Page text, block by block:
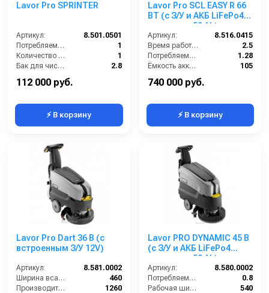
Lavor Pro SPRINTER
Артикул:
8.501.0501
Потребляемая мощность (кВт):
1
Количество щеток (шт):
1
Бак для чистой воды (л):
2.8
112 000 руб.
⚡ В корзину
Lavor Pro SCL EASY R 66
BT (с З/У и АКБ LiFePo4
емкостью 50 Ah)
Артикул:
8.516.0415
Время работы (ч):
2.5
Потребляемая мощность (кВт):
1.28
Ёмкость аккумуляторов (Ач):
105
740 000 руб.
⚡ В корзину
Lavor Pro Dart 36 B (с
встроенным З/У 12V)
Артикул:
8.581.0002
Ширина всасывающей балки (мм):
460
Производительность по площади (м2/ч):
1260
Lavor PRO DYNAMIC 45 B
(с З/У и АКБ LiFePo4
емкостью 50 Ah)
Артикул:
8.580.0002
Потребляемая мощность (кВт):
0.8
Рабочая ширина щеток (мм):
540